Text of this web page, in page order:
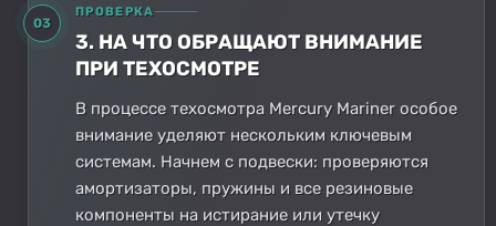
03
ПРОВЕРКА
3. НА ЧТО ОБРАЩАЮТ ВНИМАНИЕ
ПРИ ТЕХОСМОТРЕ
В процессе техосмотра Mercury Mariner особое
внимание уделяют нескольким ключевым
системам. Начнем с подвески: проверяются
амортизаторы, пружины и все резиновые
компоненты на истирание или утечку